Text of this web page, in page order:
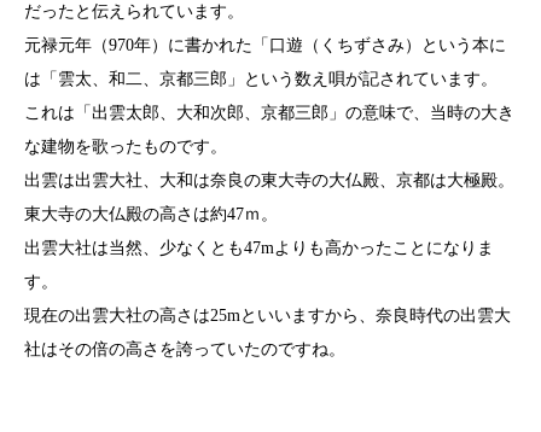
だったと伝えられています。
元禄元年（970年）に書かれた「口遊（くちずさみ）という本に
は「雲太、和二、京都三郎」という数え唄が記されています。
これは「出雲太郎、大和次郎、京都三郎」の意味で、当時の大き
な建物を歌ったものです。
出雲は出雲大社、大和は奈良の東大寺の大仏殿、京都は大極殿。
東大寺の大仏殿の高さは約47ｍ。
出雲大社は当然、少なくとも47mよりも高かったことになりま
す。
現在の出雲大社の高さは25mといいますから、奈良時代の出雲大
社はその倍の高さを誇っていたのですね。